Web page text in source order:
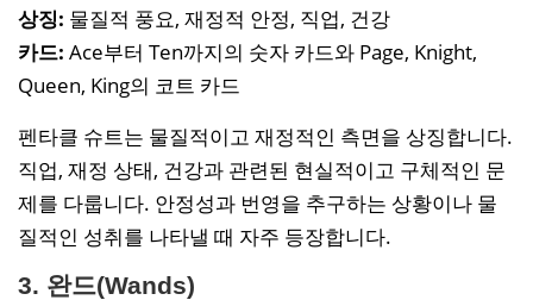
상징: 물질적 풍요, 재정적 안정, 직업, 건강
카드: Ace부터 Ten까지의 숫자 카드와 Page, Knight,
Queen, King의 코트 카드
펜타클 슈트는 물질적이고 재정적인 측면을 상징합니다.
직업, 재정 상태, 건강과 관련된 현실적이고 구체적인 문
제를 다룹니다. 안정성과 번영을 추구하는 상황이나 물
질적인 성취를 나타낼 때 자주 등장합니다.
3. 완드(Wands)